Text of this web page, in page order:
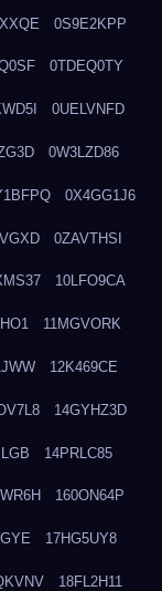
0S9E2KPP
0TDEQ0TY
0UELVNFD
0W3LZD86
0X4GG1J6
0ZAVTHSI
10LFO9CA
11MGVORK
12K469CE
14GYHZ3D
14PRLC85
160ON64P
17HG5UY8
18FL2H11